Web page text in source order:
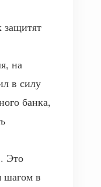
на
в силу
банка,
Это
шагом в